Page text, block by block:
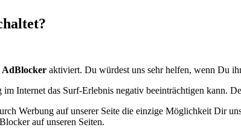
AdBlocker aktiviert. Du würdest uns sehr helfen, wenn Du
Internet das Surf-Erlebnis negativ beeinträchtigen kann.
Werbung auf unserer Seite die einzige Möglichkeit Dir
auf unseren Seiten.